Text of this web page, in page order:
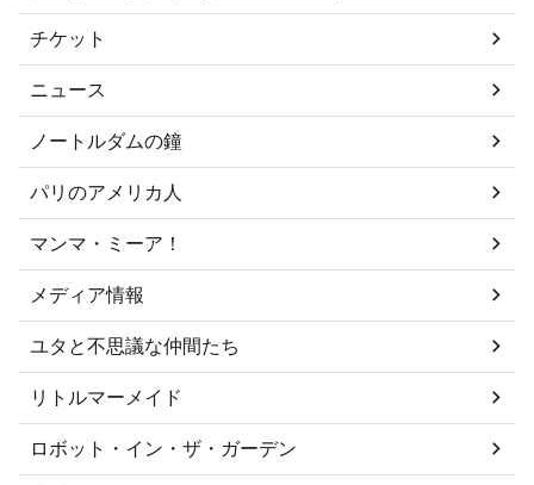
チケット
ニュース
ノートルダムの鐘
パリのアメリカ人
マンマ・ミーア！
メディア情報
ユタと不思議な仲間たち
リトルマーメイド
ロボット・イン・ザ・ガーデン